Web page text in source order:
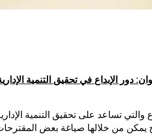
سارة مكناسي وزكية العمراوي (2017) بعنوان: دور الإبداع في
والتي تساعد على تحقيق التنمية
يمكن من خلالها صياغة بعض